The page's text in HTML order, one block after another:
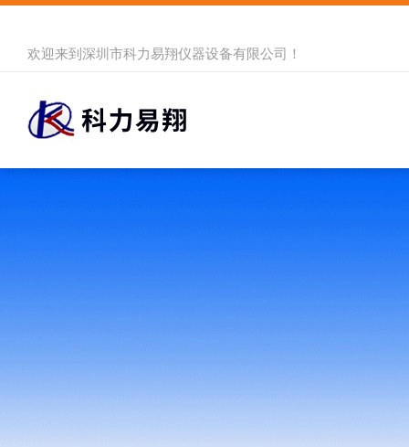
欢迎来到 深圳市科力易翔仪器设备有限公司 ！